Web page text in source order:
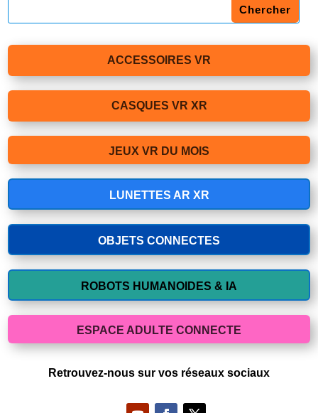
ACCESSOIRES VR
CASQUES VR XR
JEUX VR DU MOIS
LUNETTES AR XR
OBJETS CONNECTES
ROBOTS HUMANOIDES & IA
ESPACE ADULTE CONNECTE
Retrouvez-nous sur vos réseaux sociaux